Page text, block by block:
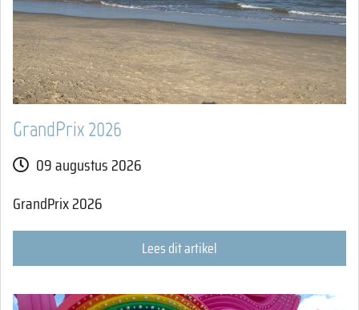
GrandPrix 2026
09 augustus 2026
GrandPrix 2026
Lees dit artikel